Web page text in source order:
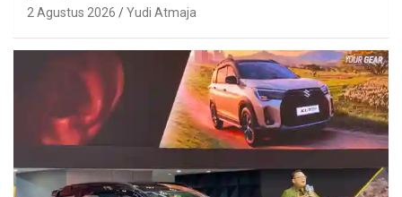
2 Agustus 2026 Yudi Atmaja